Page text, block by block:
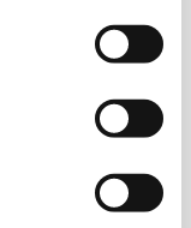
Woudhuis
van
bestanddelen